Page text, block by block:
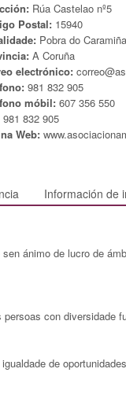
Rúa Castelao nº5
Postal: 15940
Pobra do
A Coruña
electrónico:
981 832 905
móbil: 607 356 550
981 832 905
Web:
Información de
ánimo de lucro de
con diversidade
de